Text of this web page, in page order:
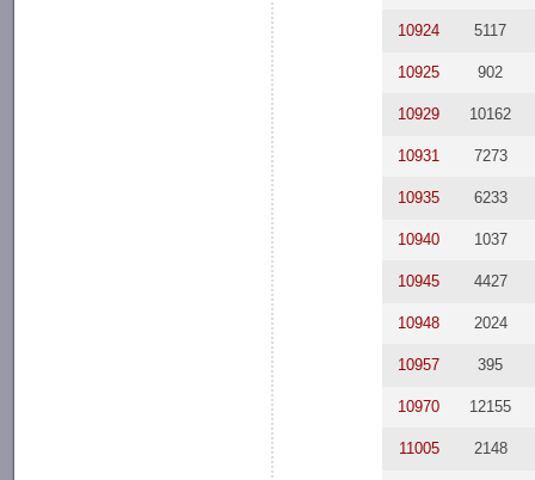
10924 5117
10925 902
10929 10162
10931 7273
10935 6233
10940 1037
10945 4427
10948 2024
10957 395
10970 12155
11005 2148